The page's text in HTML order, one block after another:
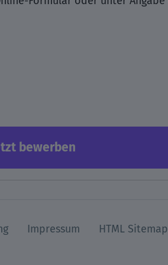
bewerben
Impressum HTML Sitemap